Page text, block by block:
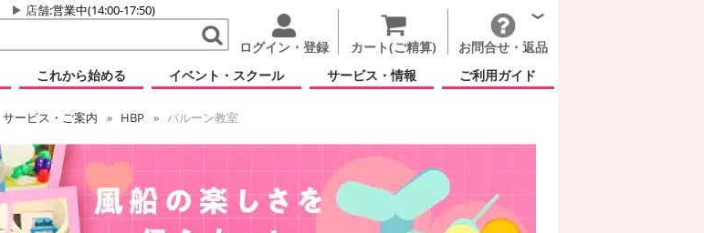
店舗:営業中(14:00-17:50)
ログイン・登録 カート(ご精算)
お問合せ・返品
これから始める イベント・スクール サービス・情報 ご利用ガイド
サービス・ご案内 HBP バルーン教室